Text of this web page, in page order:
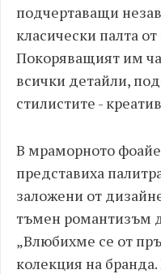
подчертаващи
класически палта
Покоряващият им
всички детайли,
стилистите -
В мраморното
представиха
заложени от
тъмен романтизъм
„Влюбихме се от
колекция на